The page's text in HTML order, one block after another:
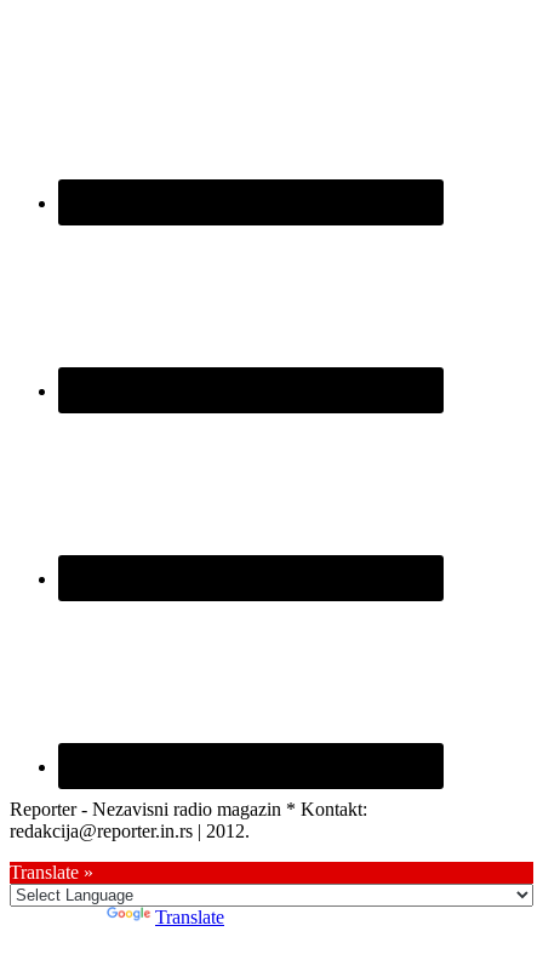
Reporter - Nezavisni radio magazin * Kontakt:
redakcija@reporter.in.rs | 2012.
Translate »
Translate